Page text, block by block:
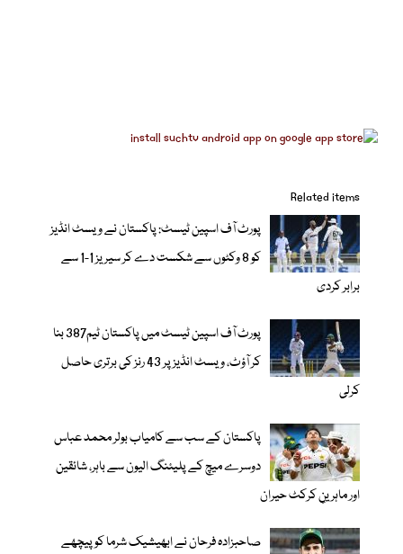
Related items
پورٹ آف اسپین ٹیسٹ: پاکستان نے ویسٹ انڈیز
کو 8 وکٹوں سے شکست دے کر سیریز 1-1 سے
برابر کردی
پورٹ آف اسپین ٹیسٹ میں پاکستان ٹیم387 بنا
کر آؤٹ، ویسٹ انڈیز پر 43 رنز کی برتری حاصل
کرلی
پاکستان کے سب سے کامیاب بولر محمد عباس
دوسرے میچ کے پلیئنگ الیون سے باہر، شائقین
اور ماہرینِ کرکٹ حیران
صاحبزادہ فرحان نے ابھیشیک شرما کو پیچھے